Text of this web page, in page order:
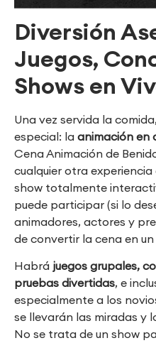
Diversión
Juegos,
Shows en
Una vez servida la
especial: la animación en
Cena Animación de
cualquier otra
show totalmente
puede participar (si lo
animadores, actores y
de convertir la cena en
Habrá juegos grupales,
pruebas divertidas, e
especialmente a los
se llevarán las miradas y
No se trata de un show